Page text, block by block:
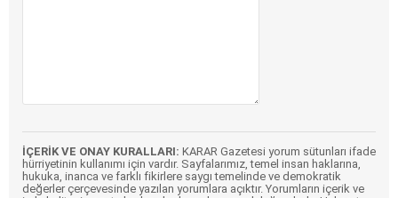
İÇERİK VE ONAY KURALLARI: KARAR Gazetesi yorum sütunları ifade
hürriyetinin kullanımı için vardır. Sayfalarımız, temel insan haklarına,
hukuka, inanca ve farklı fikirlere saygı temelinde ve demokratik
değerler çerçevesinde yazılan yorumlara açıktır. Yorumların içerik ve